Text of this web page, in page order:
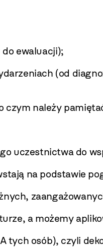
ewaluacji);
(od
czym należy
uczestnictwa do
na podstawie
a możemy
tych osób), czyli